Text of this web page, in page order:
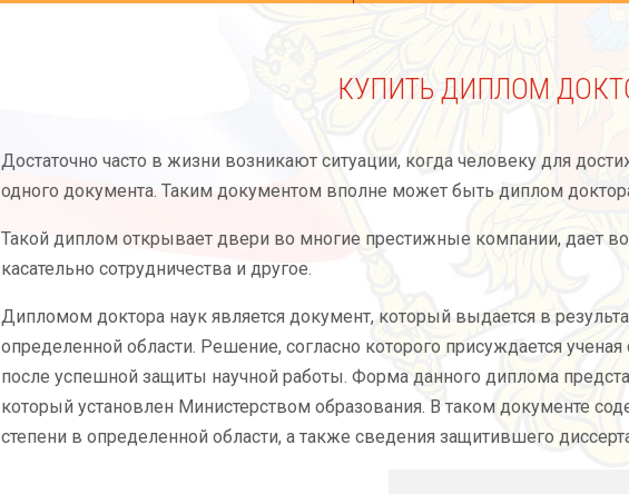
КУПИТЬ ДИПЛОМ
Достаточно часто в жизни возникают ситуации, когда человеку для
одного документа. Таким документом вполне может быть диплом
Такой диплом открывает двери во многие престижные компании, дает
касательно сотрудничества и другое.
Дипломом доктора наук является документ, который выдается в
определенной области. Решение, согласно которого присуждается
после успешной защиты научной работы. Форма данного диплома
который установлен Министерством образования. В таком документе
степени в определенной области, а также сведения защитившего